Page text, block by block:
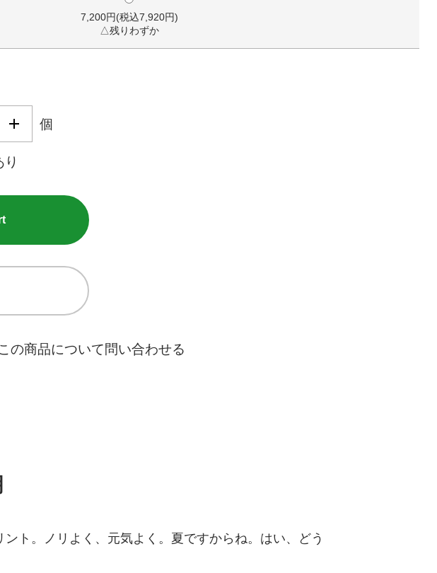
7,200円(税込7,920円)
△残りわずか
個
の商品について問い合わせる
ト。ノリよく、元気よく。夏ですからね。はい、どう